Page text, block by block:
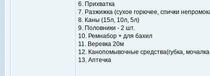
6. Прихватка
7. Разжижка (сухое горючее, спички
8. Каны (15л, 10л, 5л)
9. Половники - 2 шт.
10. Ремнабор + для бахил
11. Веревка 20м
12. Канопомывочные средства(губка,
13. Аптечка